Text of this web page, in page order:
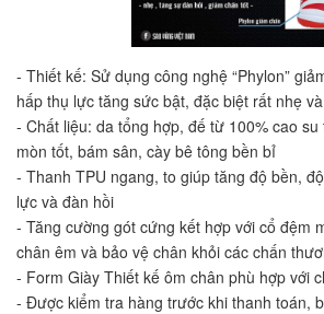
- Thiết kế: Sử dụng công nghệ “Phylon”
hấp thụ lực tăng sức bật, đặc biệt rất nhẹ
- Chất liệu: da tổng hợp, đế từ 100% cao
mòn tốt, bám sân, cày bê tông bền bỉ
- Thanh TPU ngang, to giúp tăng độ bền,
lực và đàn hồi
- Tăng cường gót cứng kết hợp với cổ đệm
chân êm và bảo vệ chân khỏi các chấn
- Form Giày Thiết kế ôm chân phù hợp với
- Được kiểm tra hàng trước khi thanh toán,